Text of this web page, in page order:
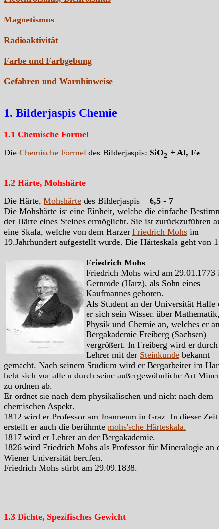
Magnetismus
Radioaktivität
Farbe und Farbgebung
Gefahren und Warnhinweise
1. Bilderjaspis Chemie
1.1 Chemische Formel
Die Chemische Formel des Bilderjaspis: SiO2 + Al, Fe
1.2 Härte, Mohshärte
Die Härte, Mohshärte des Bilderjaspis = 6,5 - 7
Die Mohshärte ist eine Einheit, welche die einfache
der Härte eines Steines ermöglicht. Sie ist zurückzuführen
eine Skala, welche von dem Harzer Friedrich Mohs im
19.Jahrhundert aufgestellt wurde. Die Härteskala geht von
Friedrich Mohs
Friedrich Mohs wird am 29.01.1773
Gernrode (Harz), als Sohn eines
Kaufmannes geboren.
Als Student an der Universität Halle
er sich sein Wissen über Mathematik,
Physik und Chemie an, welches er
Bergakademie Freiberg (Sachsen)
vergrößert. In Freiberg wird er durch
Lehrer mit der Steinkunde bekannt
gemacht. Nach seinem Studium wird er Bergarbeiter im
hebt sich vor allem durch seine außergewöhnliche Art
zu ordnen ab.
Er ordnet sie nach dem physikalischen und nicht nach dem
chemischen Aspekt.
1812 wird er Professor am Joanneum in Graz. In dieser Zeit
erstellt er auch die berühmte mohs'sche Härteskala.
1817 wird er Lehrer an der Bergakademie.
1826 wird Friedrich Mohs als Professor für Mineralogie an
Wiener Universität berufen.
Friedrich Mohs stirbt am 29.09.1838.
1.3 Dichte, Spezifisches Gewicht